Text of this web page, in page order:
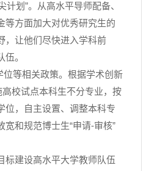
计划”。从高水平导师配备、
等方面加大对优秀研究生的
，让他们尽快进入学科前
。
位等相关政策。根据学术创新
高校试点本科生不分专业，按
位，自主设置、调整本科专
和规范博士生“申请-审核”
标建设高水平大学教师队伍